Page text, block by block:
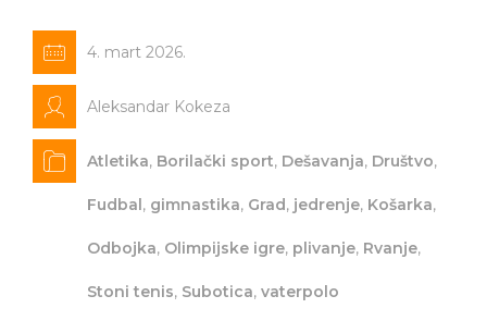
4. mart 2026.
Aleksandar Kokeza
Atletika, Borilački sport, Dešavanja, Društvo,
Fudbal, gimnastika, Grad, jedrenje, Košarka,
Odbojka, Olimpijske igre, plivanje, Rvanje,
Stoni tenis, Subotica, vaterpolo